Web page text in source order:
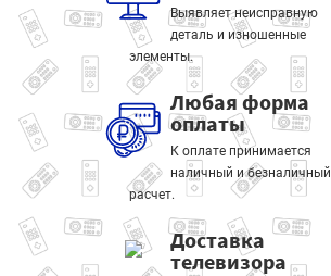
Выявляет неисправную
деталь и изношенные
элементы.
Любая форма
оплаты
К оплате принимается
наличный и безналичный
расчет.
Доставка
телевизора